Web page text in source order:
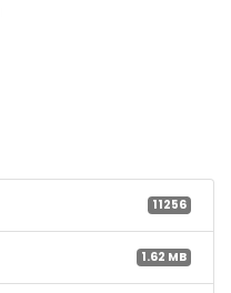
11256
1.62 MB